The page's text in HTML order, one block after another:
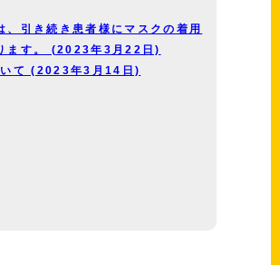
、引き続き患者様にマスクの着用
ます。 (2023年3月22日)
て (2023年3月14日)